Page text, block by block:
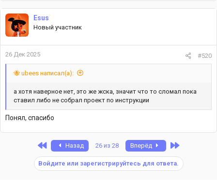
Esus
Новый участник
26 Дек 2025 #520
🐝 ubees написал(а):
а хотя наверное нет, это же жска, значит что то сломал пока
ставил либо не собрал проект по инструкции
Понял, спасибо
Назад 26 из 28 Вперёд Last
Войдите или зарегистрируйтесь для ответа.